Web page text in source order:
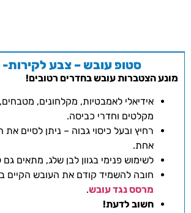
סטופ עובש – צבע לקירות- 1 ליטר
מונע הצטברות עובש בחדרים רטובים!
אידיאלי לאמבטיות, מקלחונים,
מקלטים וחדרי כביסה.
רחיץ ובעל כיסוי גבוה – ניתן לסיים
אחת.
לשימוש פנימי בגוון לבן שלג, מתאים
חובה להשמיד קודם את העובש הקיים
מרסס נגד עובש.
חשוב לדעת!